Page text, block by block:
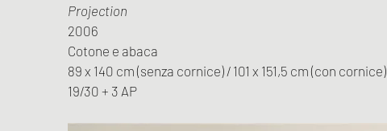
Projection
2006
Cotone e abaca
89 x 140 cm (senza cornice) / 101 x 151,5 cm (con cornice)
19/30 + 3 AP